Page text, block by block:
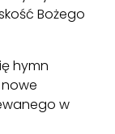
Bożego
hymn
w